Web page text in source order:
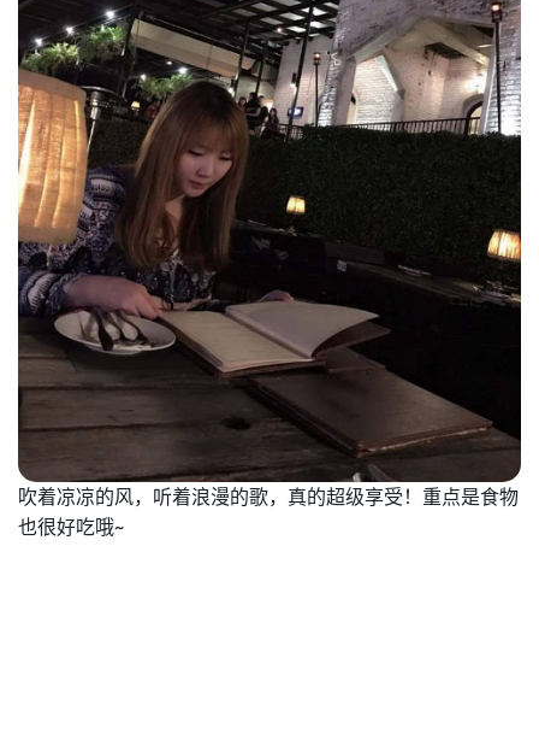
吹着凉凉的风，听着浪漫的歌，真的超级享受！重点是食物
也很好吃哦~